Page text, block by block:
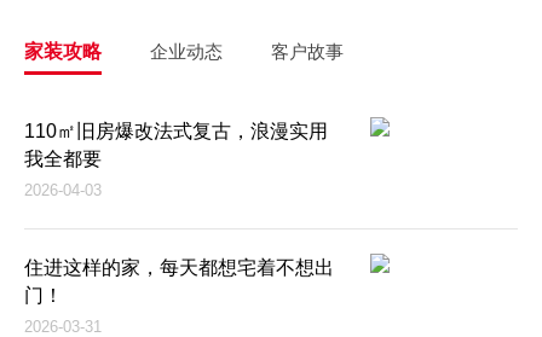
家装攻略 企业动态 客户故事
110㎡旧房爆改法式复古，浪漫实用
我全都要
2026-04-03
住进这样的家，每天都想宅着不想出
门！
2026-03-31